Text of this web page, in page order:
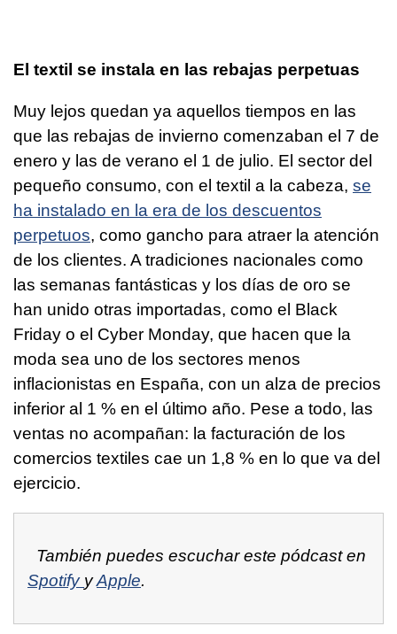
El textil se instala en las rebajas perpetuas
Muy lejos quedan ya aquellos tiempos en las
que las rebajas de invierno comenzaban el 7 de
enero y las de verano el 1 de julio. El sector del
pequeño consumo, con el textil a la cabeza, se
ha instalado en la era de los descuentos
perpetuos, como gancho para atraer la atención
de los clientes. A tradiciones nacionales como
las semanas fantásticas y los días de oro se
han unido otras importadas, como el Black
Friday o el Cyber Monday, que hacen que la
moda sea uno de los sectores menos
inflacionistas en España, con un alza de precios
inferior al 1 % en el último año. Pese a todo, las
ventas no acompañan: la facturación de los
comercios textiles cae un 1,8 % en lo que va del
ejercicio.
También puedes escuchar este pódcast en
Spotify yApple.